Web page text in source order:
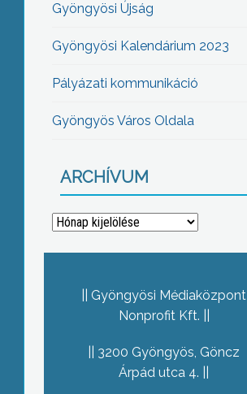
Gyöngyösi Újság
Gyöngyösi Kalendárium 2023
Pályázati kommunikáció
Gyöngyös Város Oldala
ARCHÍVUM
Archívum
Gyöngyösi Médiaközpont
Nonprofit Kft.
3200 Gyöngyös, Göncz
Árpád utca 4.